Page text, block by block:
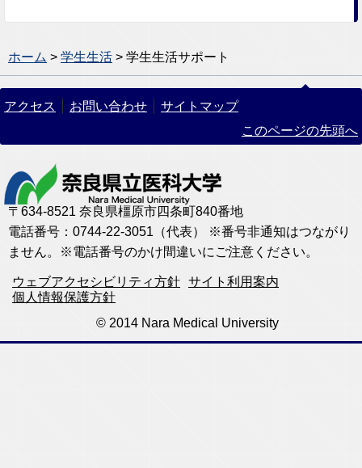
ホーム > 学生生活 > 学生生活サポート
アクセス お問い合わせ
サイトマップ
このページの先頭へ
〒634-8521 奈良県橿原市四条町840番地
電話番号：0744-22-3051（代表） ※番号非通知はつながり
ません。※電話番号のかけ間違いにご注意ください。
ウェブアクセシビリティ方針 サイト利用案内
個人情報保護方針
© 2014 Nara Medical University